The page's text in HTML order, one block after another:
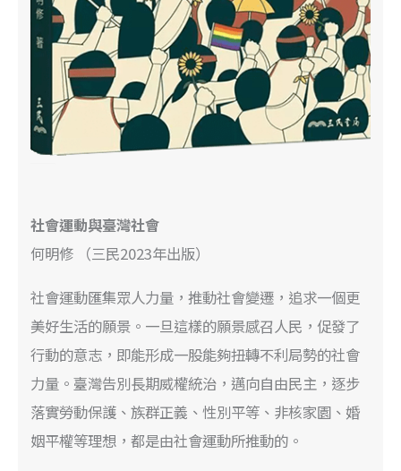
社會運動與臺灣社會
何明修 （三民2023年出版）
社會運動匯集眾人力量，推動社會變遷，追求一個更
美好生活的願景。一旦這樣的願景感召人民，促發了
行動的意志，即能形成一股能夠扭轉不利局勢的社會
力量。臺灣告別長期威權統治，邁向自由民主，逐步
落實勞動保護、族群正義、性別平等、非核家園、婚
姻平權等理想，都是由社會運動所推動的。